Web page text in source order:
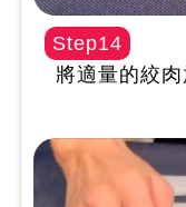
Step14
將適量的絞